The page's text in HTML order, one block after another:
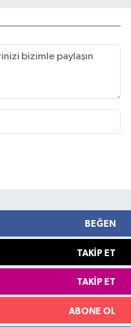
BEĞEN
TAKIP ET
TAKIP ET
ABONE OL